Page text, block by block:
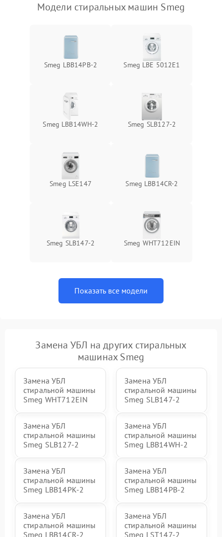
Модели стиральных машин Smeg
Smeg LBB14PB-2 Smeg LBE 5012E1
Smeg LBB14WH-2 Smeg SLB127-2
Smeg LSE147 Smeg LBB14CR-2
Smeg SLB147-2 Smeg WHT712EIN
Показать все модели
Замена УБЛ на других стиральных
машинах Smeg
Замена УБЛ
стиральной машины
Smeg WHT712EIN
Замена УБЛ
стиральной машины
Smeg SLB147-2
Замена УБЛ
стиральной машины
Smeg SLB127-2
Замена УБЛ
стиральной машины
Smeg LBB14WH-2
Замена УБЛ
стиральной машины
Smeg LBB14PK-2
Замена УБЛ
стиральной машины
Smeg LBB14PB-2
Замена УБЛ
стиральной машины
Smeg LBB14CR-2
Замена УБЛ
стиральной машины
Smeg LST147-2